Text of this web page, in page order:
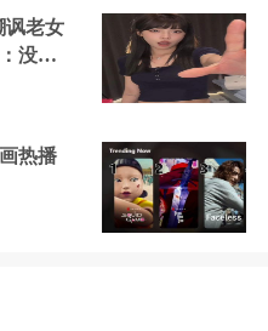
讽老女
没边
热播